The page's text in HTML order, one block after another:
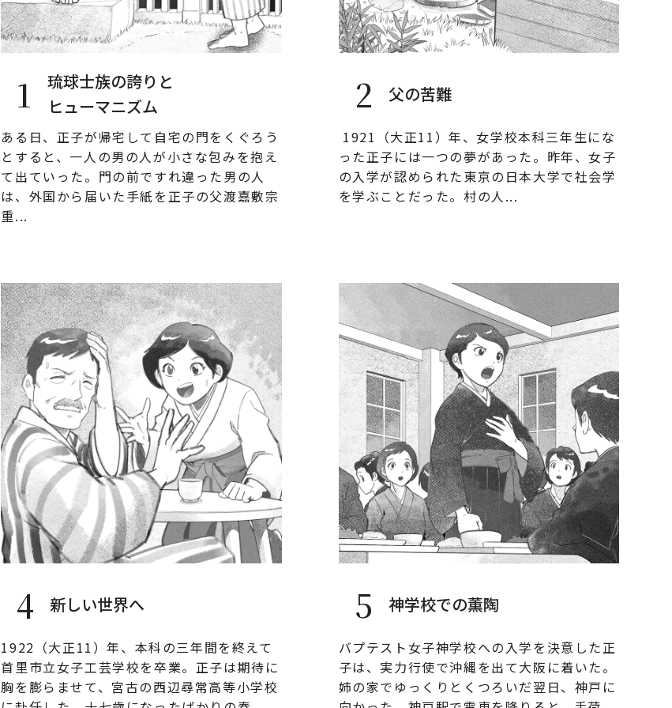
1
琉球士族の誇りと
ヒューマニズム
ある日、正子が帰宅して自宅の門をくぐろう
とすると、一人の男の人が小さな包みを抱え
て出ていった。門の前ですれ違った男の人
は、外国から届いた手紙を正子の父渡嘉敷宗
重...
2 父の苦難
1921（大正11）年、女学校本科三年生にな
った正子には一つの夢があった。昨年、女子
の入学が認められた東京の日本大学で社会学
を学ぶことだった。村の人...
4 新しい世界へ
1922（大正11）年、本科の三年間を終えて
首里市立女子工芸学校を卒業。正子は期待に
胸を膨らませて、宮古の西辺尋常高等小学校
5 神学校での薫陶
バプテスト女子神学校への入学を決意した正
子は、実力行使で沖縄を出て大阪に着いた。
姉の家でゆっくりとくつろいだ翌日、神戸に